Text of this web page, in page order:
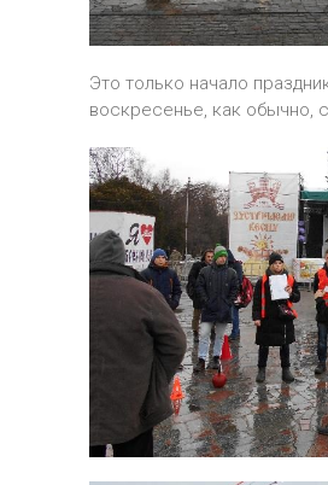
Это только начало
воскресенье, как обычно,